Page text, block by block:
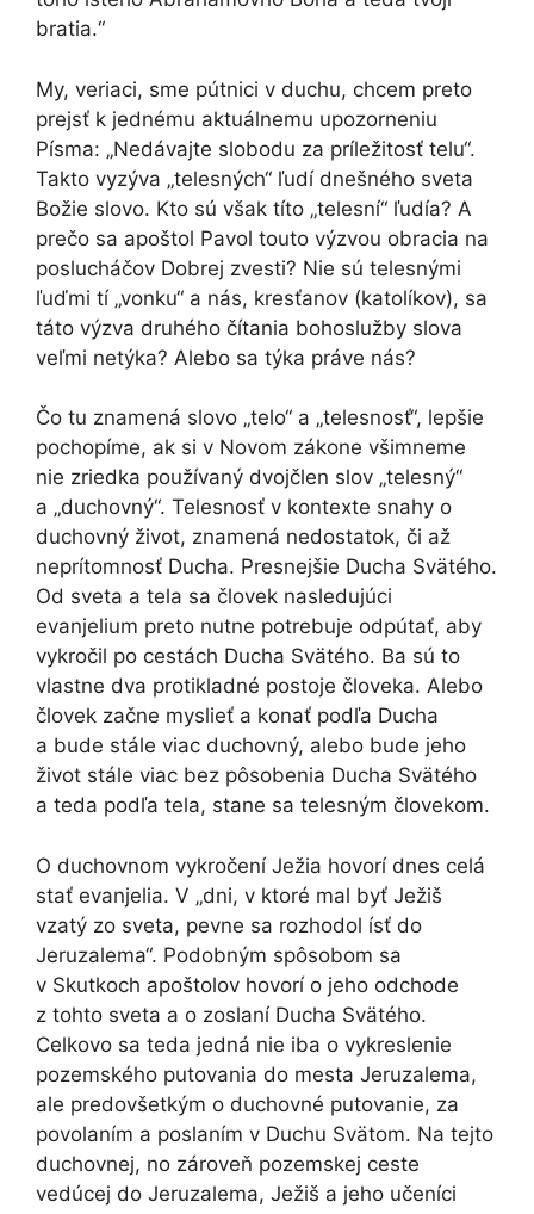
bratia.“
My, veriaci, sme pútnici v duchu, chcem preto
prejsť k jednému aktuálnemu upozorneniu
Písma: „Nedávajte slobodu za príležitosť telu“.
Takto vyzýva „telesných“ ľudí dnešného sveta
Božie slovo. Kto sú však títo „telesní“ ľudía? A
prečo sa apoštol Pavol touto výzvou obracia na
poslucháčov Dobrej zvesti? Nie sú telesnými
ľuďmi tí „vonku“ a nás, kresťanov (katolíkov), sa
táto výzva druhého čítania bohoslužby slova
veľmi netýka? Alebo sa týka práve nás?
Čo tu znamená slovo „telo“ a „telesnosť“, lepšie
pochopíme, ak si v Novom zákone všimneme
nie zriedka používaný dvojčlen slov „telesný“
a „duchovný“. Telesnosť v kontexte snahy o
duchovný život, znamená nedostatok, či až
neprítomnosť Ducha. Presnejšie Ducha Svätého.
Od sveta a tela sa človek nasledujúci
evanjelium preto nutne potrebuje odpútať, aby
vykročil po cestách Ducha Svätého. Ba sú to
vlastne dva protikladné postoje človeka. Alebo
človek začne myslieť a konať podľa Ducha
a bude stále viac duchovný, alebo bude jeho
život stále viac bez pôsobenia Ducha Svätého
a teda podľa tela, stane sa telesným človekom.
O duchovnom vykročení Ježia hovorí dnes celá
stať evanjelia. V „dni, v ktoré mal byť Ježiš
vzatý zo sveta, pevne sa rozhodol ísť do
Jeruzalema“. Podobným spôsobom sa
v Skutkoch apoštolov hovorí o jeho odchode
z tohto sveta a o zoslaní Ducha Svätého.
Celkovo sa teda jedná nie iba o vykreslenie
pozemského putovania do mesta Jeruzalema,
ale predovšetkým o duchovné putovanie, za
povolaním a poslaním v Duchu Svätom. Na tejto
duchovnej, no zároveň pozemskej ceste
vedúcej do Jeruzalema, Ježiš a jeho učeníci